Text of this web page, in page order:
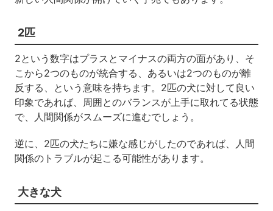
2匹
2という数字はプラスとマイナスの両方の面があり、そ
こから2つのものが統合する、あるいは2つのものが離
反する、という意味を持ちます。2匹の犬に対して良い
印象であれば、周囲とのバランスが上手に取れてる状態
で、人間関係がスムーズに進むでしょう。
逆に、2匹の犬たちに嫌な感じがしたのであれば、人間
関係のトラブルが起こる可能性があります。
大きな犬